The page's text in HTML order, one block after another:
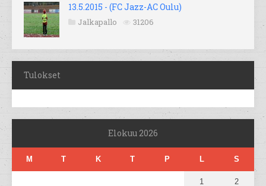
13.5.2015 - (FC Jazz-AC Oulu)
Jalkapallo 31206
Tulokset
Elokuu 2026
M T K T P L S
1 2